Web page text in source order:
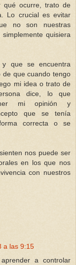
qué ocurre, trato de
Lo crucial es evitar
no son nuestras
quisiera
que se encuentra
de que cuando tengo
mi idea o trato de
dice, lo que
mi opinión y
que se tenía
correcta o se
nos puede ser
en los que nos
con nuestros
a las 9:15
a controlar